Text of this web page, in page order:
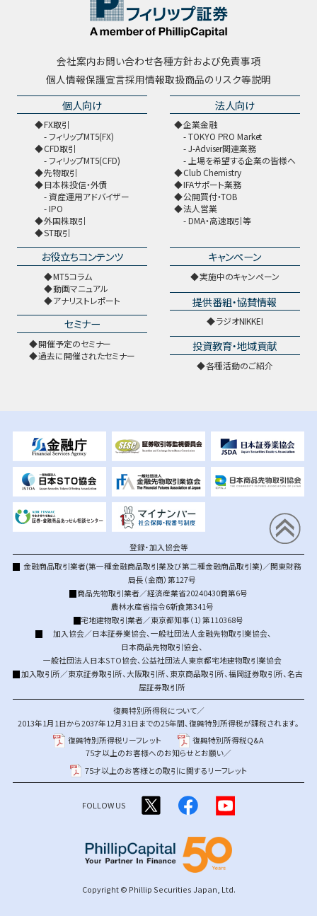
会社案内お問い合わせ各種方針および免責事項
個人情報保護宣言採用情報取扱商品のリスク等説明
個人向け
FX取引
フィリップMT5(FX)
CFD取引
フィリップMT5(CFD)
先物取引
日本株投信・外債
資産運用アドバイザー
IPO
外国株取引
ST取引
法人向け
企業金融
TOKYO PRO Market
J-Adviser関連業務
上場を希望する企業の皆様へ
Club Chemistry
IFAサポート業務
公開買付・TOB
法人営業
DMA・高速取引等
お役立ちコンテンツ
MT5コラム
動画マニュアル
アナリストレポート
セミナー
開催予定のセミナー
過去に開催されたセミナー
キャンペーン
実施中のキャンペーン
提供番組・協賛情報
ラジオNIKKEI
投資教育・地域貢献
各種活動のご紹介
登録・加入協会等
金融商品取引業者(第一種金融商品取引業及び第二種金融商品取引業)／関東財務
局長（金商）第127号
商品先物取引業者／経済産業省20240430商第6号
農林水産省指令6新食第341号
宅地建物取引業者／東京都知事（1）第110368号
加入協会／日本証券業協会、一般社団法人金融先物取引業協会、
日本商品先物取引協会、
一般社団法人日本STO協会、公益社団法人東京都宅地建物取引業協会
加入取引所／東京証券取引所、大阪取引所、 東京商品取引所、福岡証券取引所、名古
屋証券取引所
復興特別所得税について／
2013年1月1日から2037年12月31日までの25年間、復興特別所得税が課税されます。
復興特別所得税リーフレット
復興特別所得税Q&A
75才以上のお客様へのお知らせとお願い／
75才以上のお客様との取引に関するリーフレット
FOLLOW US
Copyright © Phillip Securities Japan, Ltd.